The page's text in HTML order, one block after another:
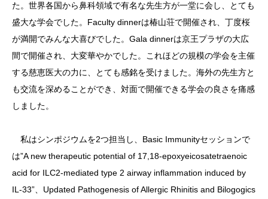
た。世界各国から鼻科領域で有名な先生方が一堂に会し、とても
盛大な学会でした。Faculty dinnerは椿山荘で開催され、丁度桜
が満開でみんな大喜びでした。Gala dinnerは京王プラザの大広
間で開催され、大変華やかでした。これほどの規模の学会を主催
する慈恵医大の力に、とても感銘を受けました。海外の先生方と
も交流を深めることができ、対面で開催できる学会の良さを痛感
しました。
私はシンポジウムを2つ担当し、Basic Immunityセッションで
は”A new therapeutic potential of 17,18-epoxyeicosatetraenoic
acid for ILC2-mediated type 2 airway inflammation induced by
IL-33”、Updated Pathogenesis of Allergic Rhinitis and Bilogogics